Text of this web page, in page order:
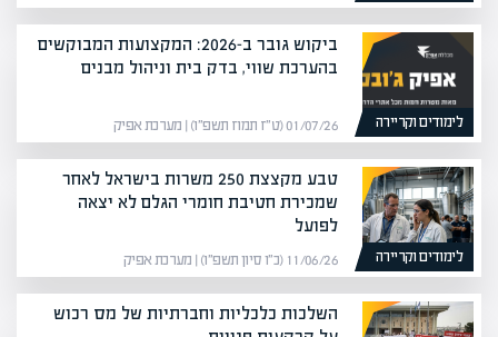
לימודים וקריירה
ביקוש גובר ב-2026: המקצועות המבוקשים
בהערכת שווי, בדק בית וניהול מבנים
01/07/26 (ט״ז תמוז תשפ״ו) | מערכת אפיק
לימודים וקריירה
טבע מקצצת 250 משרות בישראל לאחר
שמכירת חטיבת חומרי הגלם לא יצאה
לפועל
11/06/26 (כ״ו סיון תשפ״ו) | מערכת אפיק
השלכות כלכליות וחברתיות של מס רכוש